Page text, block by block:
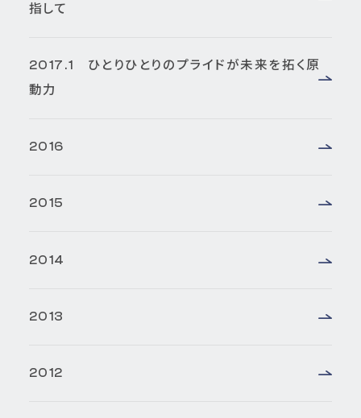
指して
2017.1 ひとりひとりのプライドが未来を拓く原
動力
2016
2015
2014
2013
2012